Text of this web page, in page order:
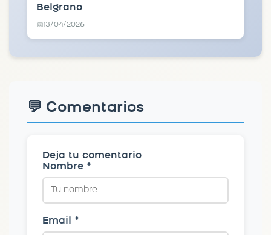
Belgrano
📅13/04/2026
💬 Comentarios
Deja tu comentario
Nombre *
Email *